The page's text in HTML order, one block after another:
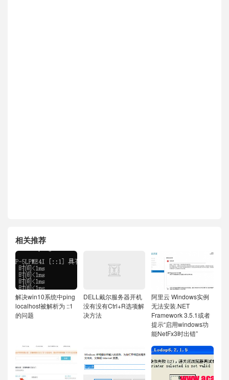
相关推荐
解决win10系统中ping
localhost被解析为 ::1
的问题
DELL戴尔服务器开机
没有没有Ctrl+R选项解
决方法
阿里云 Windows实例
无法安装.NET
Framework 3.5.1或者
提示“启用windows功
能NetFx3时出错”